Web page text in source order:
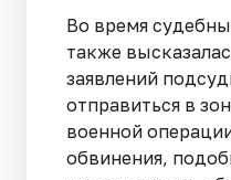
Во время
также
заявлений
отправиться в
военной
обвинения,